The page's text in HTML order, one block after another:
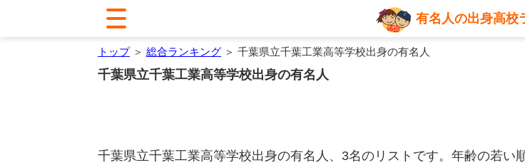
有名人の出身高校
トップ＞ 総合ランキング ＞ 千葉県立千葉工業高等学校出身の有名人
千葉県立千葉工業高等学校出身の有名人
千葉県立千葉工業高等学校出身の有名人、3名のリストです。年齢の若い